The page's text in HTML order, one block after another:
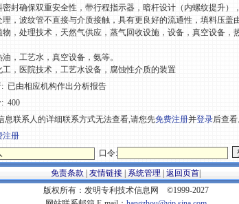
封确保双重安全性，带行程指示器，暗杆设计（内螺纹提升）
，波纹管不直接与介质接触，具有更良好的流通性，填料压盖
，处理技术，天然气供应，蒸气回收设施，设备，真空设备，
，工艺水，真空设备，氨等。
，医院技术，工艺水设备，腐蚀性介质的装置
已由相应机构作出分析报告
400
息联系人的详细联系方式无法查看,请您先免费注册并登录后查看
注册
口令:
免责条款 友情链接 系统管理 返回页首
版权所有：发明专利技术信息网 ©1999-2027